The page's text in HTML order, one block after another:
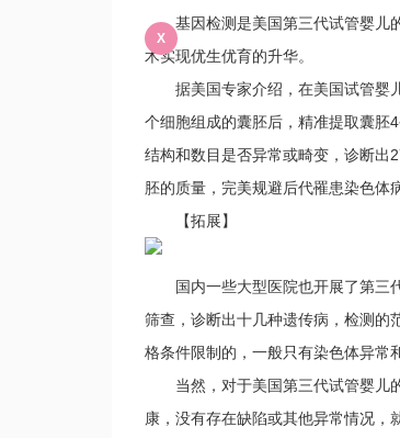
基因检测是美国第三代试管婴儿的
术实现优生优育的升华。
据美国专家介绍，在美国试管婴儿
个细胞组成的囊胚后，精准提取囊胚
结构和数目是否异常或畸变，诊断出
胚的质量，完美规避后代罹患染色体
【拓展】
国内一些大型医院也开展了第三代
筛查，诊断出十几种遗传病，检测的
格条件限制的，一般只有染色体异常
当然，对于美国第三代试管婴儿的
康，没有存在缺陷或其他异常情况，
X